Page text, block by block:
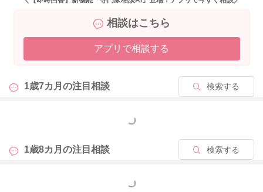
お子さんが問題なく噛んで食べられる食材の食形態は少しずつ
上げていき、噛みにくい・飲み込みにくい食材は一段階食形態
を下げたり、与える量（比率）を減らしたりしてお子さんの食
いね。
もしお子さんの食事量は減ってきているようなら無理に食形態
また一口量が多すぎても飲み込めず口から出してしまうことも
ありますので、お子さんが口に詰め込んでいたり、一口量が多
相談はこちら
アプリで相談する
1歳7カ月の注目相談 検索する
もっと見る
1歳8カ月の注目相談 検索する
もっと見る